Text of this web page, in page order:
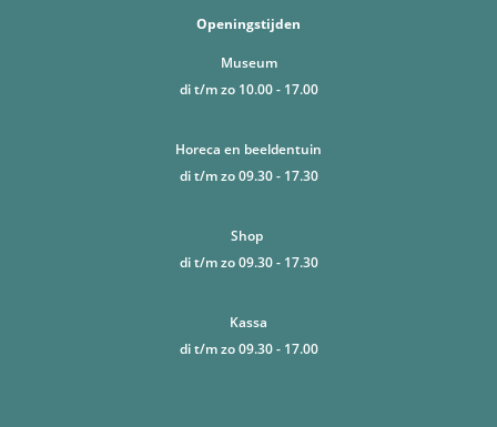
Openingstijden
Museum
di t/m zo 10.00 - 17.00
Horeca en beeldentuin
di t/m zo 09.30 - 17.30
Shop
di t/m zo 09.30 - 17.30
Kassa
di t/m zo 09.30 - 17.00